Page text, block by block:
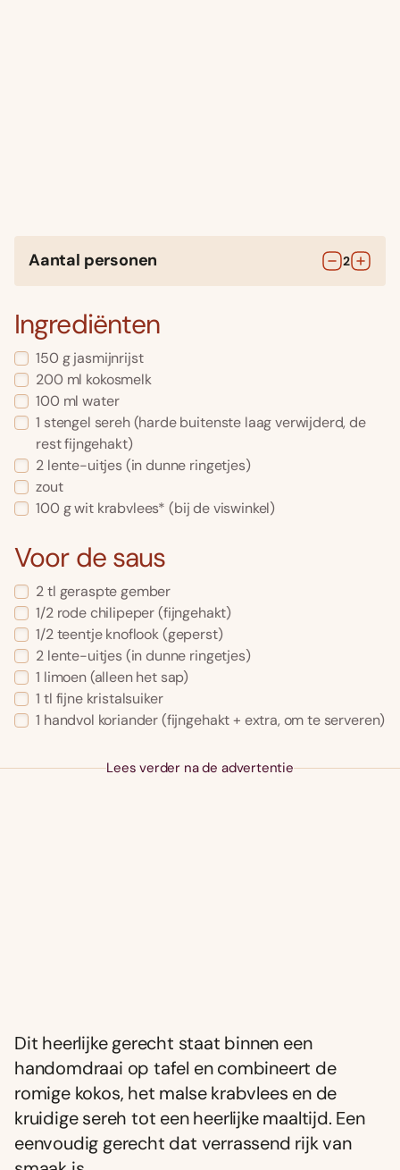
Aantal personen 2
Ingrediënten
150 g jasmijnrijst
200 ml kokosmelk
100 ml water
1 stengel sereh(harde buitenste laag verwijderd, de
rest fijngehakt)
2 lente-uitjes(in dunne ringetjes)
zout
100 gwit krabvlees* (bij de viswinkel)
Voor de saus
2tl geraspte gember
1/2 rode chilipeper(fijngehakt)
1/2 teentje knoflook(geperst)
2 lente-uitjes(in dunne ringetjes)
1 limoen(alleen het sap)
1 tl fijne kristalsuiker
1 handvol koriander(fijngehakt + extra, om te serveren)
Lees verder na de advertentie
Dit heerlijke gerecht staat binnen een
handomdraai op tafel en combineert de
romige kokos, het malse krabvlees en de
kruidige sereh tot een heerlijke maaltijd. Een
eenvoudig gerecht dat verrassend rijk van